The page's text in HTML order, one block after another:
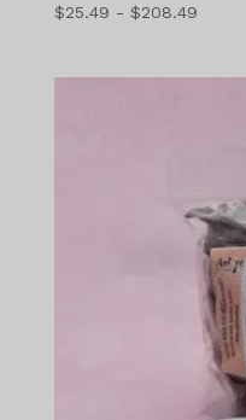
$25.49 - $208.49